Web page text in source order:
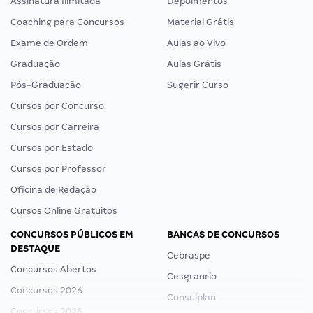
Coaching para Concursos
Exame de Ordem
Graduação
Pós-Graduação
Cursos por Concurso
Cursos por Carreira
Cursos por Estado
Cursos por Professor
Oficina de Redação
Cursos Online Gratuitos
Material Grátis
Aulas ao Vivo
Aulas Grátis
Sugerir Curso
CONCURSOS PÚBLICOS EM
DESTAQUE
Concursos Abertos
Concursos 2026
BANCAS DE CONCURSOS
Cebraspe
Cesgranrio
Consulplan